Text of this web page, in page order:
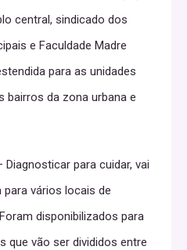
central, sindicado dos
e Faculdade Madre
para as unidades
bairros da zona urbana e
para cuidar, vai
vários locais de
disponibilizados para
que vão ser divididos entre